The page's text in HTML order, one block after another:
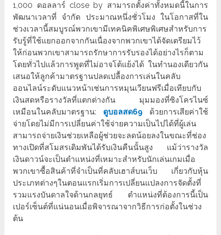
1,000 ดอลลาร์ close by สามารถตั้งค่าทั้งหมดนี้ในการ
พัฒนาเวลาที่ จำกัด ประมาณหนึ่งชั่วโมง ในโอกาสที่ใน
ช่วงเวลานี้สมบูรณ์พวกเขามีเทคนิคพิเศษพิเศษสำหรับการ
รับรู้ที่ใช้แยกออกจากกันเนื่องจากพวกเขาได้จัดเตรียมไว้
ให้ก่อนพวกเขาสามารถรักษาการรับรองได้อย่างไรก็ตาม
โดยทั่วไปแล้วการพูดที่ไม่อาจโต้แย้งได้ ในทำนองเดียวกัน
เสนอให้ลูกค้ามาตรฐานปลดเปลื้องการเล่นในคลับ
ออนไลน์ระดับแนวหน้าเช่นการหมุนเวียนฟรีเมื่อเทียบกับ
เงินสดหรือรางวัลที่แตกต่างกัน มุมมองที่ซิงโครไนซ์
เหมือนในคลับมาตรฐาน: ดูบอลสด69
ด้วยการเสียค่าใช้
จ่ายโดยไม่มีการเปลี่ยนค่าใช้จ่ายความเป็นไปได้ที่ผู้เล่น
สามารถจ่ายเงินช่วยเหลือผู้ช่วยจะลดน้อยลงในขณะที่ช่อง
ทางเปิดที่สโมสรเดิมพันได้รับเงินคืนนั้นสูง แม้ว่ารางวัล
เงินดาวน์จะเป็นตำแหน่งที่เหมาะสำหรับนักเล่นเกมเมื่อ
พวกเขาซื้อสินค้าที่จำเป็นที่คลับเฮาส์บนเว็บ เกี่ยวกับหุ้น
ประเภทต่างๆในตอนแรกเริ่มการเปลี่ยนแปลงการจัดตั้งที่
รวมแรงบันดาลใจด้านกลยุทธ์ ตำแหน่งที่ต้องการนี้เป็น
เปอร์เซ็นต์ที่แน่นอนเมื่อพิจารณาจากวิธีการก่อตั้งในช่วง
ต้น